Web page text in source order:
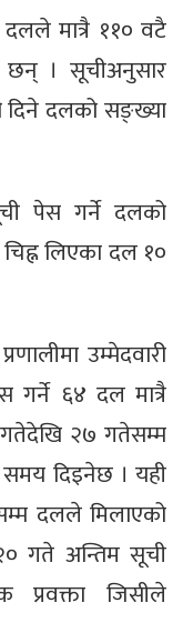
मात्रै ११० वटै
छन् । सूचीअनुसार
दिने दलको सङ्ख्या
पेस गर्ने दलको
लिएका दल १०
उम्मेदवारी
६४ दल मात्रै
२७ गतेसम्म
दिइनेछ । यही
दलले मिलाएको
गते अन्तिम सूची
प्रवक्ता जिसीले